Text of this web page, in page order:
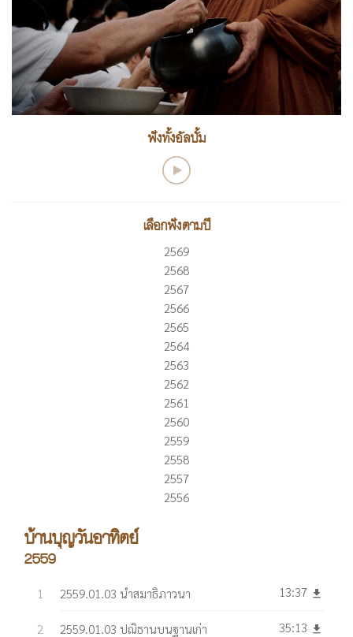
ฟังทั้งอัลบั้ม
เลือกฟังตามปี
2569
2568
2567
2566
2565
2564
2563
2562
2561
2560
2559
2558
2557
2556
บ้านบุญวันอาทิตย์
2559
2559.01.03 นำสมาธิภาวนา 13:37 get_app
2559.01.03 ปณิธานบนฐานเก่า 35:13 get_app